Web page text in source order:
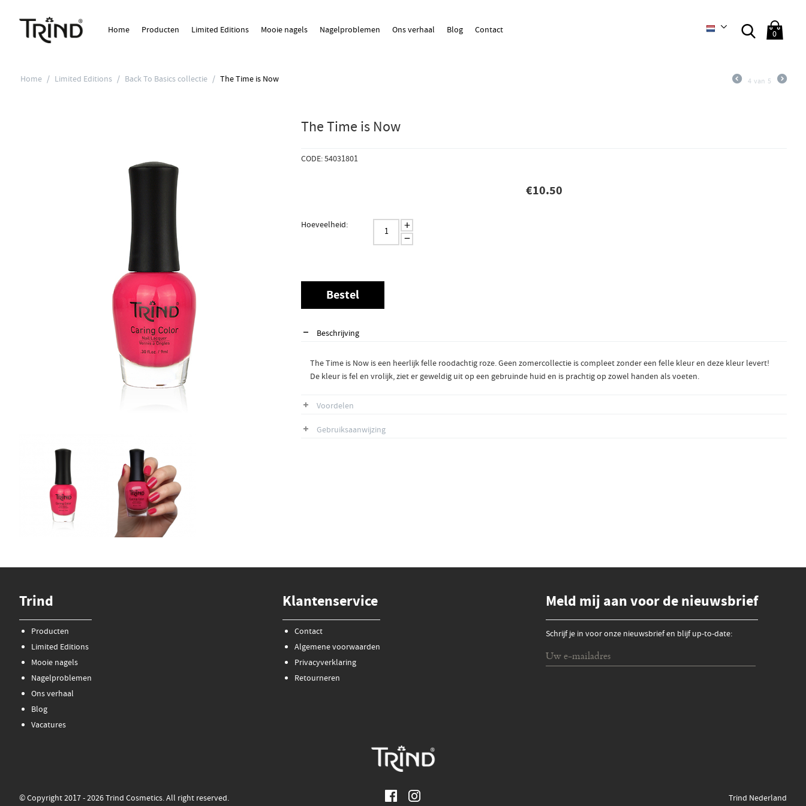
Home Producten Limited Editions Mooie nagels Nagelproblemen Ons verhaal Blog Contact 0
Home / Limited Editions / Back To Basics collectie / The Time is Now 4 van 5
The Time is Now
CODE: 54031801
€10.50
Hoeveelheid: +
−
Bestel
Beschrijving
The Time is Now is een heerlijk felle roodachtig roze. Geen zomercollectie is compleet zonder een felle kleur en deze kleur levert!
De kleur is fel en vrolijk, ziet er geweldig uit op een gebruinde huid en is prachtig op zowel handen als voeten.
Voordelen
Gebruiksaanwijzing
Trind
Producten
Limited Editions
Mooie nagels
Nagelproblemen
Ons verhaal
Blog
Vacatures
Klantenservice
Contact
Algemene voorwaarden
Privacyverklaring
Retourneren
Meld mij aan voor de nieuwsbrief
Schrijf je in voor onze nieuwsbrief en blijf up-to-date:
© Copyright 2017 - 2026 Trind Cosmetics. All right reserved. Trind Nederland